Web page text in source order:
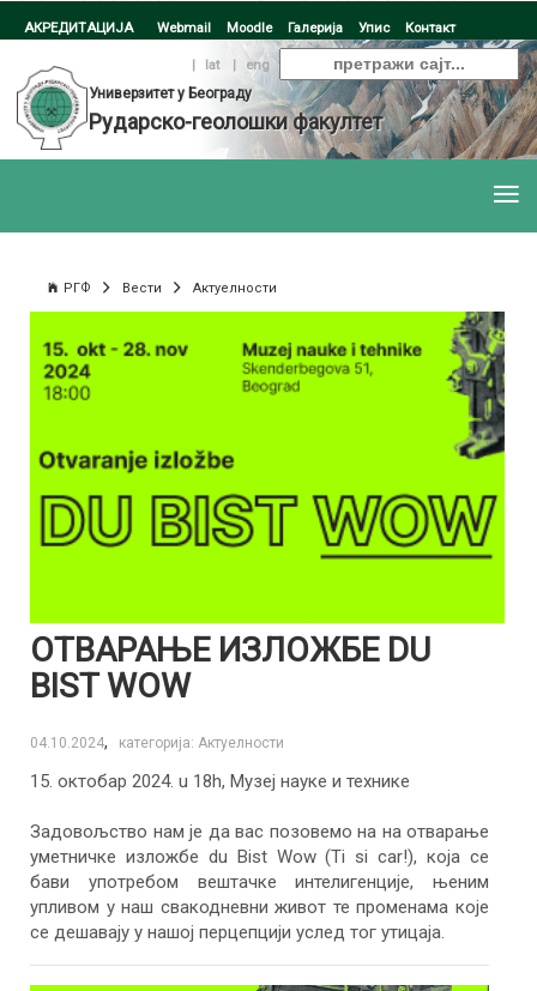
АКРЕДИТАЦИЈА Webmail Moodle Галерија Упис Контакт
| lat |
eng
Универзитет у Београду
Рударско-геолошки факултет
РГФ Вести Актуелности
ОТВАРАЊЕ ИЗЛОЖБЕ DU
BIST WOW
04.10.2024, категорија: Актуелности
15. октобар 2024. u 18h, Музеј науке и технике
Задовољство нам је да вас позовемо на на отварање
уметничке изложбе du Bist Wow (Ti si car!), која се
бави употребом вештачке интелигенције, њеним
упливом у наш свакодневни живот те променама које
се дешавају у нашој перцепцији услед тог утицаја.